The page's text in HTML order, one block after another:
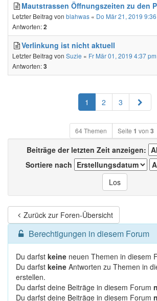
Mautstrassen Öffnungszeiten zu den
Letzter Beitrag von blahwas « Do Mär 21, 2019
Antworten:2
Verlinkung ist nicht aktuell
Letzter Beitrag von Suzie « Fr Mär 01, 2019 4:37 pm
Antworten:3
1 2 3 Nächste
64 Themen Seite 1 von 3
Beiträge der letzten Zeit anzeigen:
Sortiere nach
Zurück zur Foren-Übersicht
Berechtigungen in diesem Forum
Du darfst keine neuen Themen in diesem
Du darfst keine Antworten zu Themen in
erstellen.
Du darfst deine Beiträge in diesem Forum
Du darfst deine Beiträge in diesem Forum